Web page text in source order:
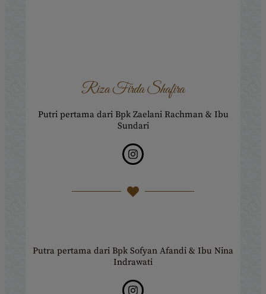
Riza Firda Shafira
Putri pertama dari Bpk Zaelani Rachman & Ibu
Sundari
Putra pertama dari Bpk Sofyan Afandi & Ibu Nina
Indrawati